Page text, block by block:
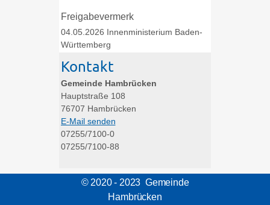
Freigabevermerk
04.05.2026 Innenministerium Baden-
Württemberg
Kontakt
Gemeinde Hambrücken
Hauptstraße 108
76707 Hambrücken
E-Mail senden
07255/7100-0
07255/7100-88
© 2020 - 2023 Gemeinde
Hambrücken